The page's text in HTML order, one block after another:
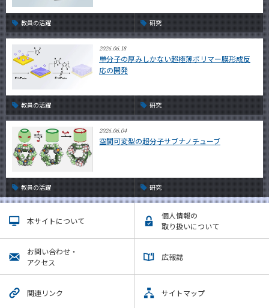
教員の活躍 研究
2026.06.18
単分子の厚みしかない超極薄ポリマー膜形成反
応の開発
教員の活躍 研究
2026.06.04
空間可変型の超分子サブナノチューブ
教員の活躍 研究
本サイトについて
個人情報の
取り扱いについて
お問い合わせ・
アクセス
広報誌
関連リンク サイトマップ